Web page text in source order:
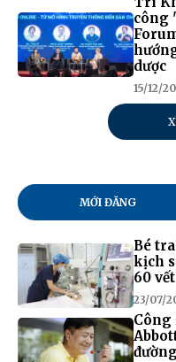
công
dược
15/12/
MỚI ĐĂNG
Bé
kịch
60 vết
23/07/
Công
đường